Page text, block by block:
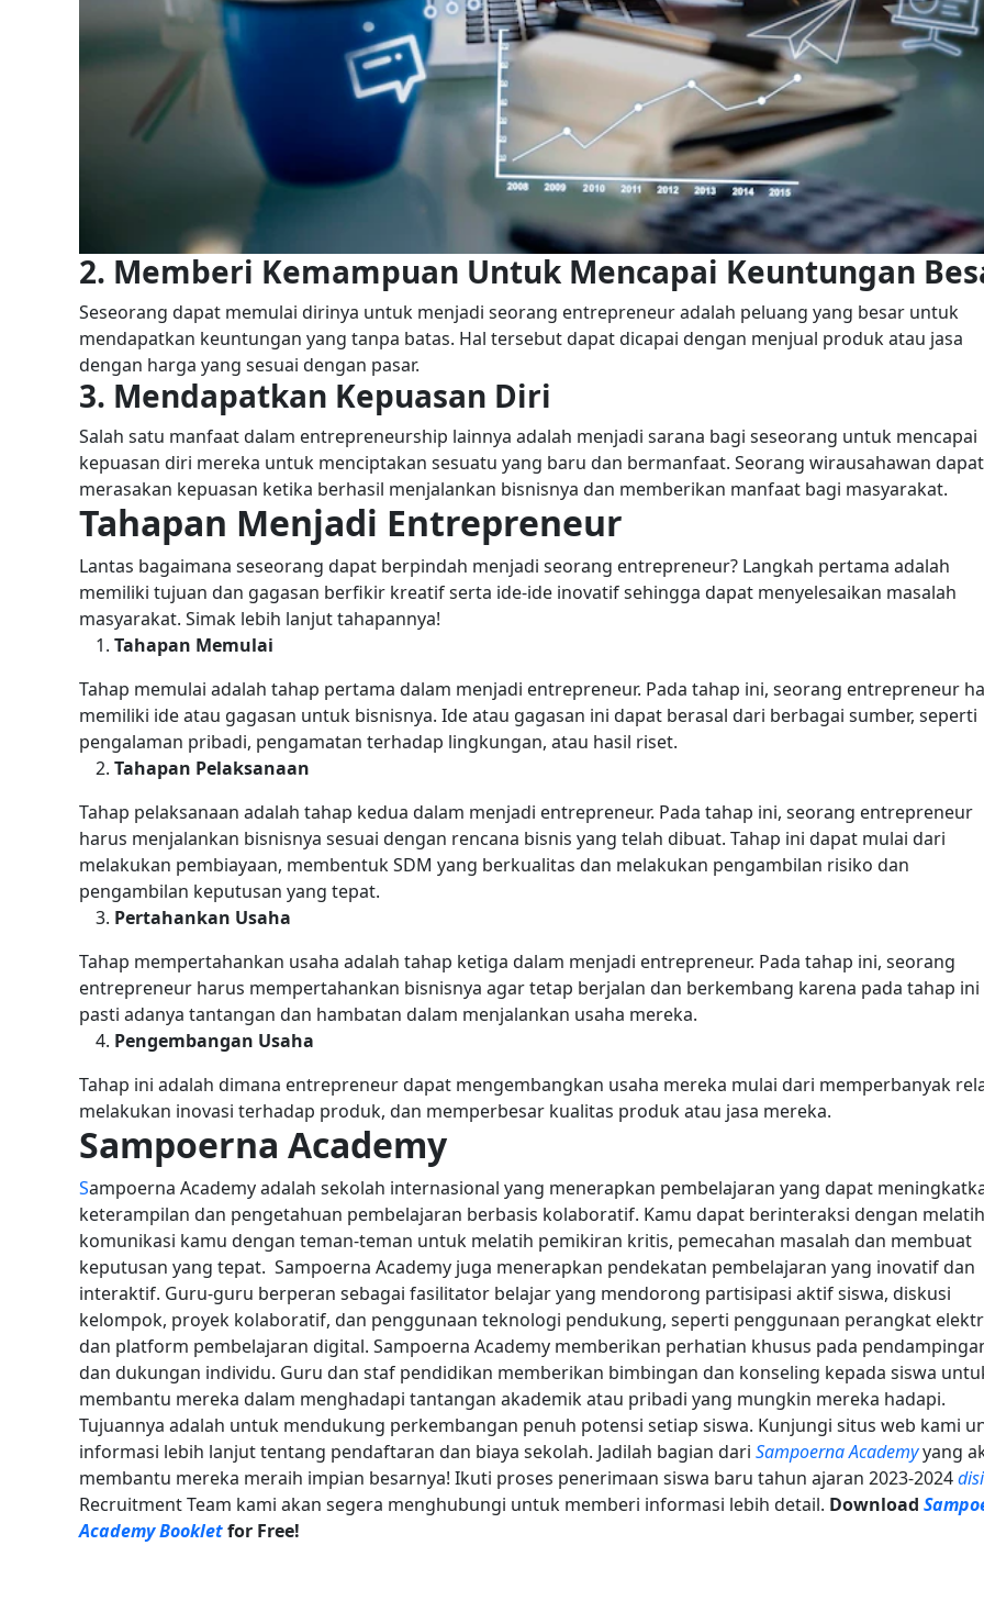
2. Memberi Kemampuan Untuk Mencapai Keuntungan
Seseorang dapat memulai dirinya untuk menjadi seorang entrepreneur adalah peluang yang besar untuk
mendapatkan keuntungan yang tanpa batas. Hal tersebut dapat dicapai dengan menjual produk atau jasa
dengan harga yang sesuai dengan pasar.
3. Mendapatkan Kepuasan Diri
Salah satu manfaat dalam entrepreneurship lainnya adalah menjadi sarana bagi seseorang untuk mencapai
kepuasan diri mereka untuk menciptakan sesuatu yang baru dan bermanfaat. Seorang wirausahawan dapat
merasakan kepuasan ketika berhasil menjalankan bisnisnya dan memberikan manfaat bagi masyarakat.
Tahapan Menjadi Entrepreneur
Lantas bagaimana seseorang dapat berpindah menjadi seorang entrepreneur? Langkah pertama adalah
memiliki tujuan dan gagasan berfikir kreatif serta ide-ide inovatif sehingga dapat menyelesaikan masalah
masyarakat. Simak lebih lanjut tahapannya!
Tahapan Memulai
Tahap memulai adalah tahap pertama dalam menjadi entrepreneur. Pada tahap ini, seorang entrepreneur
memiliki ide atau gagasan untuk bisnisnya. Ide atau gagasan ini dapat berasal dari berbagai sumber, seperti
pengalaman pribadi, pengamatan terhadap lingkungan, atau hasil riset.
Tahapan Pelaksanaan
Tahap pelaksanaan adalah tahap kedua dalam menjadi entrepreneur. Pada tahap ini, seorang entrepreneur
harus menjalankan bisnisnya sesuai dengan rencana bisnis yang telah dibuat. Tahap ini dapat mulai dari
melakukan pembiayaan, membentuk SDM yang berkualitas dan melakukan pengambilan risiko dan
pengambilan keputusan yang tepat.
Pertahankan Usaha
Tahap mempertahankan usaha adalah tahap ketiga dalam menjadi entrepreneur. Pada tahap ini, seorang
entrepreneur harus mempertahankan bisnisnya agar tetap berjalan dan berkembang karena pada tahap ini
pasti adanya tantangan dan hambatan dalam menjalankan usaha mereka.
Pengembangan Usaha
Tahap ini adalah dimana entrepreneur dapat mengembangkan usaha mereka mulai dari memperbanyak
melakukan inovasi terhadap produk, dan memperbesar kualitas produk atau jasa mereka.
Sampoerna Academy
Sampoerna Academy adalah sekolah internasional yang menerapkan pembelajaran yang dapat
keterampilan dan pengetahuan pembelajaran berbasis kolaboratif. Kamu dapat berinteraksi dengan
komunikasi kamu dengan teman-teman untuk melatih pemikiran kritis, pemecahan masalah dan membuat
keputusan yang tepat. Sampoerna Academy juga menerapkan pendekatan pembelajaran yang inovatif dan
interaktif. Guru-guru berperan sebagai fasilitator belajar yang mendorong partisipasi aktif siswa, diskusi
kelompok, proyek kolaboratif, dan penggunaan teknologi pendukung, seperti penggunaan perangkat
dan platform pembelajaran digital. Sampoerna Academy memberikan perhatian khusus pada
dan dukungan individu. Guru dan staf pendidikan memberikan bimbingan dan konseling kepada siswa
membantu mereka dalam menghadapi tantangan akademik atau pribadi yang mungkin mereka hadapi.
Tujuannya adalah untuk mendukung perkembangan penuh potensi setiap siswa. Kunjungi situs web kami
informasi lebih lanjut tentang pendaftaran dan biaya sekolah. Jadilah bagian dari Sampoerna Academyyang
membantu mereka meraih impian besarnya! Ikuti proses penerimaan siswa baru tahun ajaran 2023-2024
Recruitment Team kami akan segera menghubungi untuk memberi informasi lebih detail. Download
Academy Bookletfor Free!